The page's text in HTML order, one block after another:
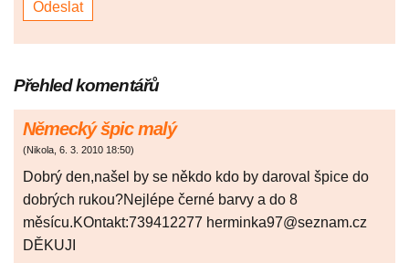
Přehled komentářů
Německý špic malý
(Nikola, 6. 3. 2010 18:50)
Dobrý den,našel by se někdo kdo by daroval špice do
dobrých rukou?Nejlépe černé barvy a do 8
měsícu.KOntakt:739412277 herminka97@seznam.cz
DĚKUJI